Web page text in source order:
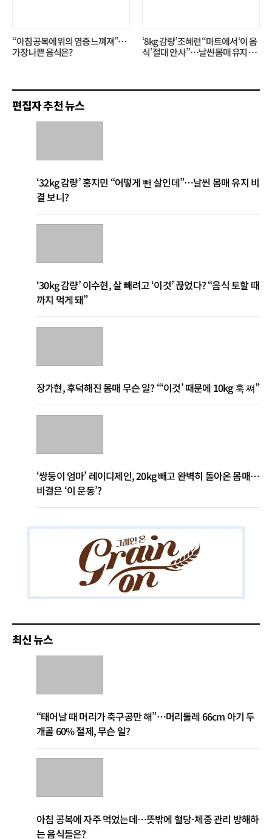
“아침 공복에 위의 염증 느껴져”…
가장 나쁜 음식은?
‘8kg 감량’ 조혜련 “마트에서 ‘이 음
식’ 절대 안 사”…날씬 몸매 유지 비
편집자 추천 뉴스
‘32kg 감량’ 홍지민 “어떻게 뺀 살인데”…날씬 몸매 유지 비
결 보니?
‘30kg 감량’ 이수현, 살 빼려고 ‘이것’ 끊었다? “음식 토할 때
까지 먹게 돼”
장가현, 후덕해진 몸매 무슨 일? “‘이것’ 때문에 10kg 훅 쪄”
‘쌍둥이 엄마’ 레이디제인, 20kg 빼고 완벽히 돌아온 몸매…
비결은 ‘이 운동’?
최신 뉴스
“태어날 때 머리가 축구공만 해”…머리둘레 66cm 아기 두
개골 60% 절제, 무슨 일?
아침 공복에 자주 먹었는데…뜻밖에 혈당-체중 관리 방해하
는 음식들은?